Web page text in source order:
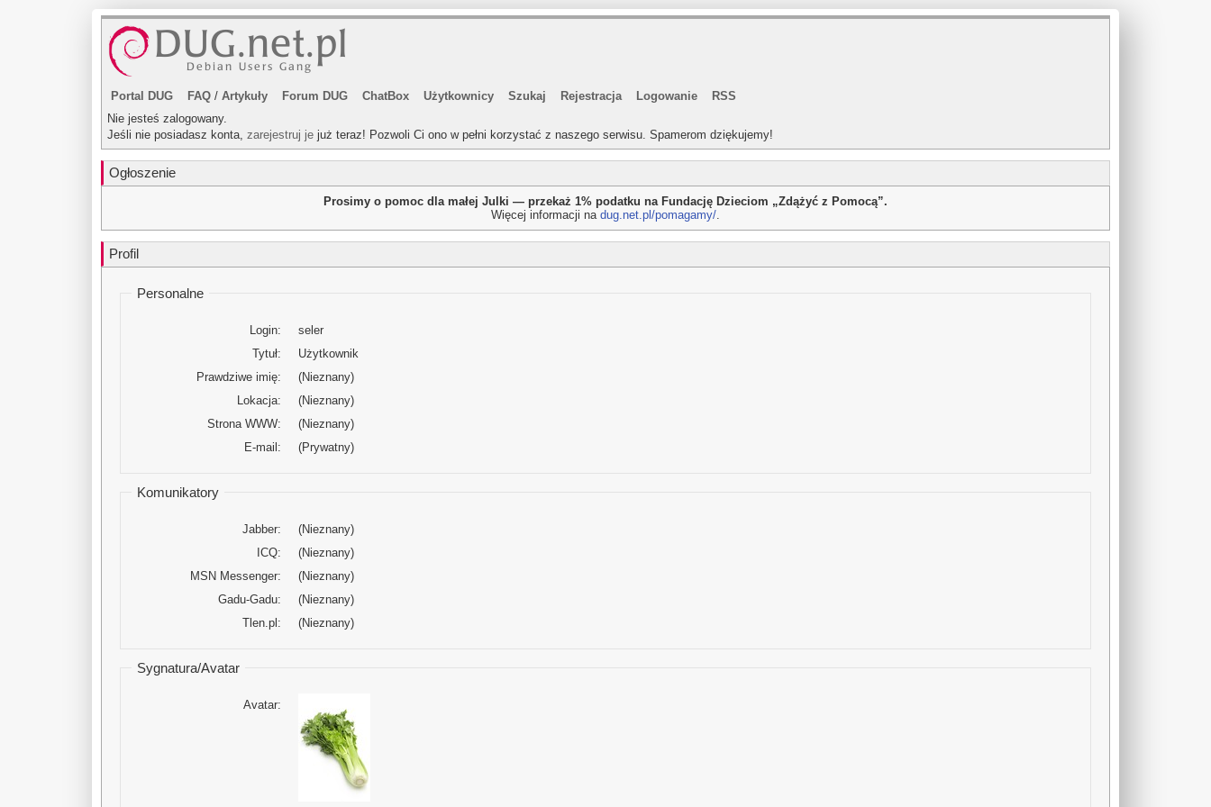
Portal DUG FAQ / Artykuły Forum DUG ChatBox Użytkownicy Szukaj Rejestracja Logowanie
RSS
Nie jesteś zalogowany.
Jeśli nie posiadasz konta, zarejestruj je już teraz! Pozwoli Ci ono w pełni korzystać z naszego serwisu. Spamerom dziękujemy!
Ogłoszenie
Prosimy o pomoc dla małej Julki — przekaż 1% podatku na Fundację Dzieciom „Zdążyć z Pomocą”.
Więcej informacji na dug.net.pl/pomagamy/.
Profil
Personalne
Login:
seler
Tytuł:
Użytkownik
Prawdziwe imię:
(Nieznany)
Lokacja:
(Nieznany)
Strona WWW:
(Nieznany)
E-mail:
(Prywatny)
Komunikatory
Jabber:
(Nieznany)
ICQ:
(Nieznany)
MSN Messenger:
(Nieznany)
Gadu-Gadu:
(Nieznany)
Tlen.pl:
(Nieznany)
Sygnatura/Avatar
Avatar: